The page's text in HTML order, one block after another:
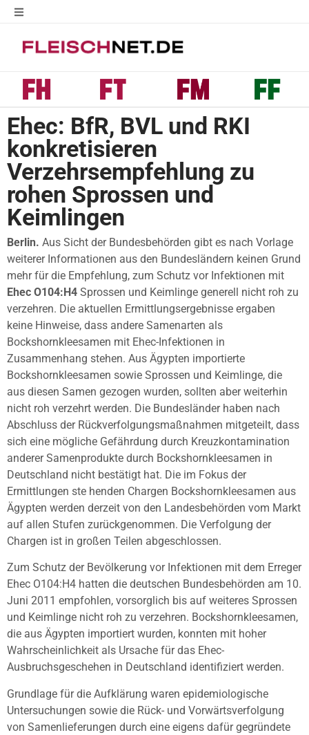
Ehec: BfR, BVL und RKI
konkretisieren
Verzehrsempfehlung zu
rohen Sprossen und
Keimlingen
Berlin. Aus Sicht der Bundesbehörden gibt es nach Vorlage
weiterer Informationen aus den Bundesländern keinen Grund
mehr für die Empfehlung, zum Schutz vor Infektionen mit
Ehec O104:H4 Sprossen und Keimlinge generell nicht roh zu
verzehren. Die aktuellen Ermittlungsergebnisse ergaben
keine Hinweise, dass andere Samenarten als
Bockshornkleesamen mit Ehec-Infektionen in
Zusammenhang stehen. Aus Ägypten importierte
Bockshornkleesamen sowie Sprossen und Keimlinge, die
aus diesen Samen gezogen wurden, sollten aber weiterhin
nicht roh verzehrt werden. Die Bundesländer haben nach
Abschluss der Rückverfolgungsmaßnahmen mitgeteilt, dass
sich eine mögliche Gefährdung durch Kreuzkontamination
anderer Samenprodukte durch Bockshornkleesamen in
Deutschland nicht bestätigt hat. Die im Fokus der
Ermittlungen ste henden Chargen Bockshornkleesamen aus
Ägypten werden derzeit von den Landesbehörden vom Markt
auf allen Stufen zurückgenommen. Die Verfolgung der
Chargen ist in großen Teilen abgeschlossen.
Zum Schutz der Bevölkerung vor Infektionen mit dem Erreger
Ehec O104:H4 hatten die deutschen Bundesbehörden am 10.
Juni 2011 empfohlen, vorsorglich bis auf weiteres Sprossen
und Keimlinge nicht roh zu verzehren. Bockshornkleesamen,
die aus Ägypten importiert wurden, konnten mit hoher
Wahrscheinlichkeit als Ursache für das Ehec-
Ausbruchsgeschehen in Deutschland identifiziert werden.
Grundlage für die Aufklärung waren epidemiologische
Untersuchungen sowie die Rück- und Vorwärtsverfolgung
von Samenlieferungen durch eine eigens dafür gegründete